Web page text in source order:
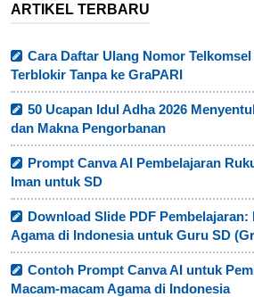
ARTIKEL TERBARU
Cara Daftar Ulang Nomor
Terblokir Tanpa ke GraPARI
50 Ucapan Idul Adha 2026
dan Makna Pengorbanan
Prompt Canva AI Pembelajaran
Iman untuk SD
Download Slide PDF Pembelajaran:
Agama di Indonesia untuk Guru SD
Contoh Prompt Canva AI untuk
Macam-macam Agama di Indonesia